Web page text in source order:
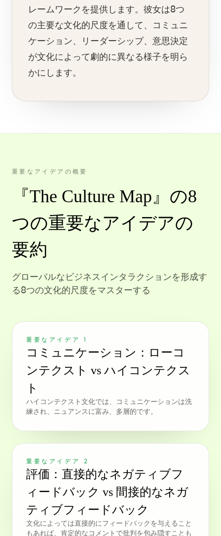
レームワークを提供します。彼女は8つ
の主要な文化的尺度を通して、コミュニ
ケーション、リーダーシップ、意思決定
が文化によって劇的に異なる様子を明ら
かにします。
重要なアイデアの概要
『The Culture Map』の8
つの重要なアイデアの
要約
グローバルなビジネスインタラクションを形成す
る8つの文化的尺度をマスターする
重要なアイデア 1
コミュニケーション：ローコ
ンテクスト vs ハイコンテクス
ト
ハイコンテクスト文化では、コミュニケーションは洗
練され、ニュアンスに富み、多層的です。
重要なアイデア 2
評価：直接的なネガティブフ
ィードバック vs 間接的なネガ
ティブフィードバック
文化によっては直接的にフィードバックを与えること
もあれば、肯定的なコメントで批判を包み隠すことも